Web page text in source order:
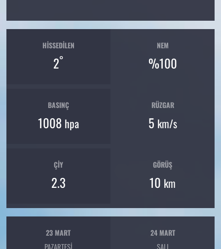
HISSEDILEN
2°
NEM
%100
BASINÇ
1008 hpa
RÜZGAR
5 km/s
ÇIY
2.3
GÖRÜŞ
10 km
23 MART
PAZARTESI
24 MART
SALI